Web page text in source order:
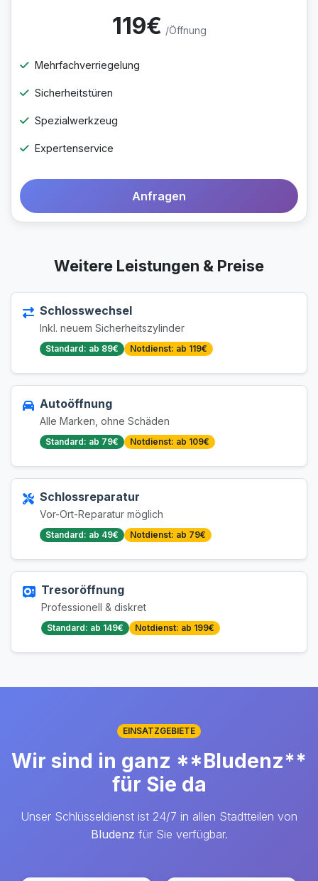
119€ /Öffnung
Mehrfachverriegelung
Sicherheitstüren
Spezialwerkzeug
Expertenservice
Anfragen
Weitere Leistungen & Preise
Schlosswechsel
Inkl. neuem Sicherheitszylinder
Standard: ab 89€ Notdienst: ab 119€
Autoöffnung
Alle Marken, ohne Schäden
Standard: ab 79€ Notdienst: ab 109€
Schlossreparatur
Vor-Ort-Reparatur möglich
Standard: ab 49€ Notdienst: ab 79€
Tresoröffnung
Professionell & diskret
Standard: ab 149€ Notdienst: ab 199€
EINSATZGEBIETE
Wir sind in ganz **Bludenz**
für Sie da
Unser Schlüsseldienst ist 24/7 in allen Stadtteilen von
Bludenz für Sie verfügbar.